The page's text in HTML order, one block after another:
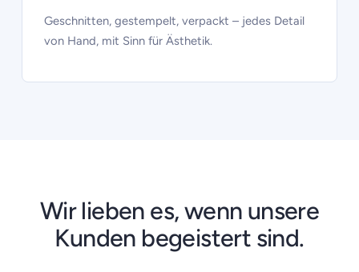
Geschnitten, gestempelt, verpackt – jedes Detail
von Hand, mit Sinn für Ästhetik.
Wir lieben es, wenn unsere
Kunden begeistert sind.